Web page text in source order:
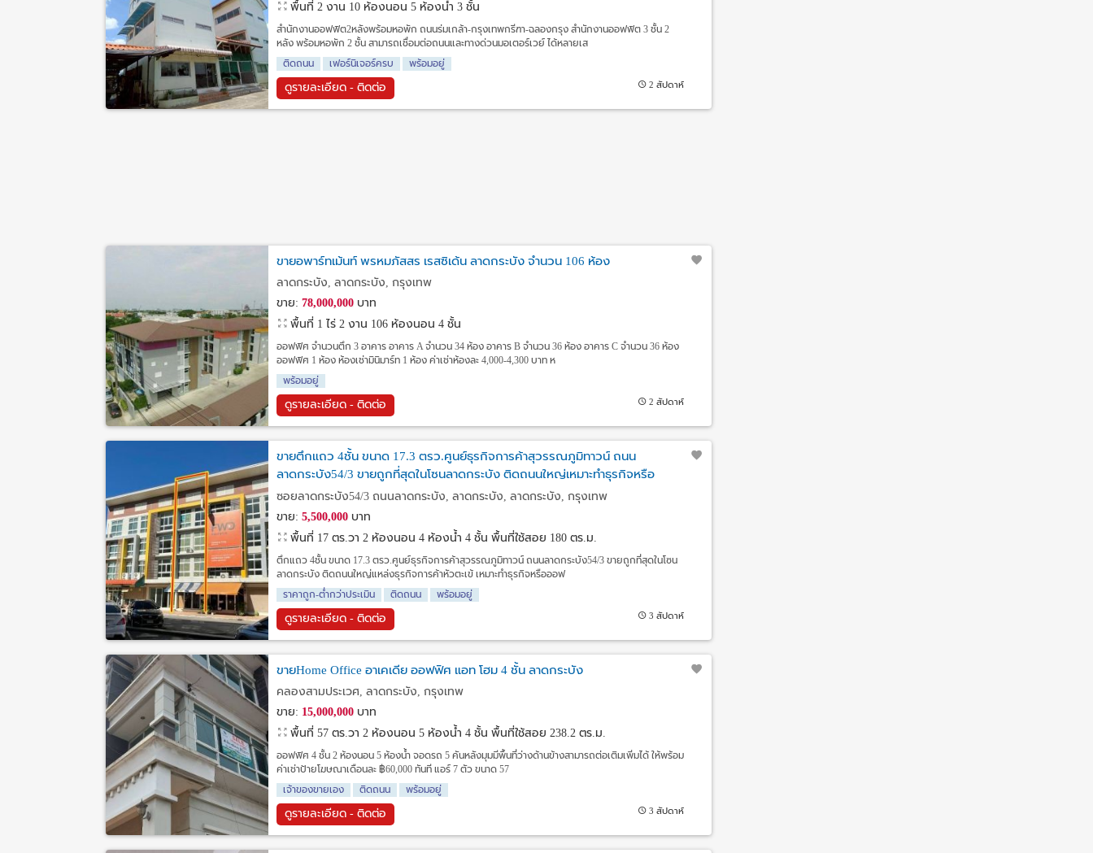
พื้นที่ 2 งาน 10 ห้องนอน 5 ห้องน้ำ 3 ชั้น
สำนักงานออฟฟิต2หลังพร้อมหอพัก ถนนร่มเกล้า-กรุงเทพกรีฑา-ฉลองกรุง สำนักงานออฟฟิต 3 ชั้น 2
หลัง พร้อมหอพัก 2 ชั้น สามารถเชื่อมต่อถนนและทางด่วนมอเตอร์เวย์ ได้หลายเส
ติดถนน
เฟอร์นิเจอร์ครบ พร้อมอยู่
ดูรายละเอียด - ติดต่อ 2 สัปดาห์
ขายอพาร์ทเม้นท์ พรหมภัสสร เรสซิเด้น ลาดกระบัง จำนวน 106 ห้อง
ลาดกระบัง, ลาดกระบัง, กรุงเทพ
ขาย: 78,000,000 บาท
พื้นที่ 1 ไร่ 2 งาน 106 ห้องนอน 4 ชั้น
ออฟฟิศ จำนวนตึก 3 อาคาร อาคาร A จำนวน 34 ห้อง อาคาร B จำนวน 36 ห้อง อาคาร C จำนวน 36 ห้อง
ออฟฟิศ 1 ห้อง ห้องเช่ามินิมาร์ท 1 ห้อง ค่าเช่าห้องละ 4,000-4,300 บาท ห
พร้อมอยู่
ดูรายละเอียด - ติดต่อ 2 สัปดาห์
ขายตึกแถว 4ชั้น ขนาด 17.3 ตรว.ศูนย์ธุรกิจการค้าสุวรรณภูมิทาวน์ ถนน
ลาดกระบัง54/3 ขายถูกที่สุดในโซนลาดกระบัง ติดถนนใหญ่เหมาะทำธุรกิจหรือ
ออฟฟิศ
ซอยลาดกระบัง54/3 ถนนลาดกระบัง, ลาดกระบัง, ลาดกระบัง, กรุงเทพ
ขาย: 5,500,000 บาท
พื้นที่ 17 ตร.วา 2 ห้องนอน 4 ห้องน้ำ 4 ชั้น พื้นที่ใช้สอย 180 ตร.ม.
ตึกแถว 4ชั้น ขนาด 17.3 ตรว.ศูนย์ธุรกิจการค้าสุวรรณภูมิทาวน์ ถนนลาดกระบัง54/3 ขายถูกที่สุดในโซน
ลาดกระบัง ติดถนนใหญ่แหล่งธุรกิจการค้าหัวตะเข้ เหมาะทำธุรกิจหรือออฟ
ราคาถูก-ต่ำกว่าประเมิน
ติดถนน พร้อมอยู่
ดูรายละเอียด - ติดต่อ 3 สัปดาห์
ขายHome Office อาเคเดีย ออฟฟิศ แอท โฮม 4 ชั้น ลาดกระบัง
คลองสามประเวศ, ลาดกระบัง, กรุงเทพ
ขาย: 15,000,000 บาท
พื้นที่ 57 ตร.วา 2 ห้องนอน 5 ห้องน้ำ 4 ชั้น พื้นที่ใช้สอย 238.2 ตร.ม.
ออฟฟิศ 4 ชั้น 2 ห้องนอน 5 ห้องน้ำ จอดรถ 5 คันหลังมุมมีพื้นที่ว่างด้านข้างสามารถต่อเติมเพิ่มได้ ให้พร้อม
ค่าเช่าป้ายโฆษณาเดือนละ ฿60,000 ทันที แอร์ 7 ตัว ขนาด 57
เจ้าของขายเอง
ติดถนน พร้อมอยู่
ดูรายละเอียด - ติดต่อ 3 สัปดาห์